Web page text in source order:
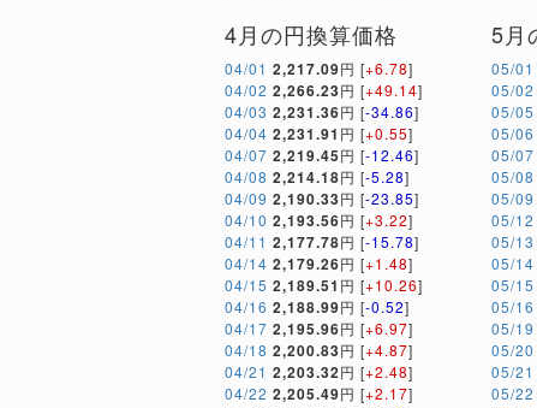
4月の円換算価格
04/01 2,217.09円 [+6.78]
04/02 2,266.23円 [+49.14]
04/03 2,231.36円 [-34.86]
04/04 2,231.91 円 [+0.55]
04/07 2,219.45円 [-12.46]
04/08 2,214.18円 [-5.28]
04/09 2,190.33円 [-23.85]
04/10 2,193.56円 [+3.22]
04/11 2,177.78円 [-15.78]
04/14 2,179.26円 [+1.48]
04/15 2,189.51 円 [+10.26]
04/16 2,188.99円 [-0.52]
04/17 2,195.96円 [+6.97]
04/18 2,200.83円 [+4.87]
04/21 2,203.32円 [+2.48]
04/22 2,205.49円 [+2.17]
5月
05/01
05/02
05/05
05/06
05/07
05/08
05/09
05/12
05/13
05/14
05/15
05/16
05/19
05/20
05/21
05/22